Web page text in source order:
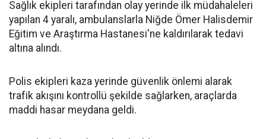
Sağlık ekipleri tarafından olay yerinde ilk müdahaleleri
yapılan 4 yaralı, ambulanslarla Niğde Ömer Halisdemir
Eğitim ve Araştırma Hastanesi'ne kaldırılarak tedavi
altına alındı.
Polis ekipleri kaza yerinde güvenlik önlemi alarak
trafik akışını kontrollü şekilde sağlarken, araçlarda
maddi hasar meydana geldi.